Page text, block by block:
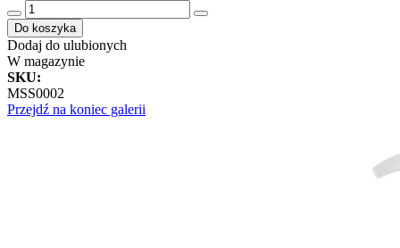
Do koszyka
Dodaj do ulubionych
W magazynie
SKU:
MSS0002
Przejdź na koniec galerii